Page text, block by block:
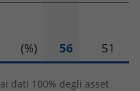
(%) 56 51
dati 100% degli asset